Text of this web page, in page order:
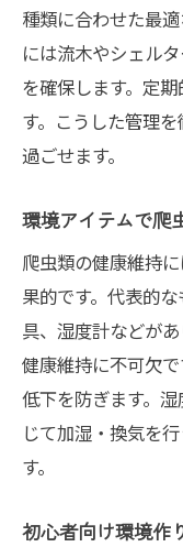
種類に合わせた最
には流木やシェル
を確保します。定
す。こうした管理
過ごせます。
環境アイテムで爬
爬虫類の健康維持
果的です。代表的
具、湿度計などが
健康維持に不可欠
低下を防ぎます。
じて加湿・換気を
す。
初心者向け環境作